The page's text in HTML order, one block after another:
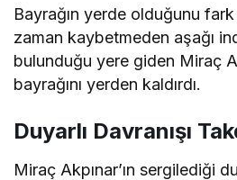
Bayrağın yerde olduğunu
zaman kaybetmeden aşağı
bulunduğu yere giden Miraç
bayrağını yerden kaldırdı.
Duyarlı Davranışı
Miraç Akpınar’ın sergilediği